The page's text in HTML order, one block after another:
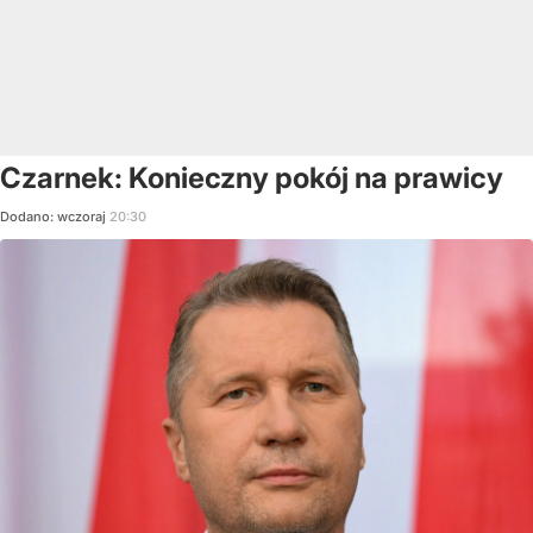
Czarnek: Konieczny pokój na prawicy
Dodano: wczoraj 20:30